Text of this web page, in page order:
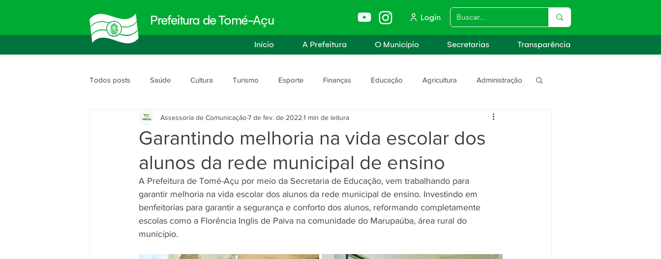
Prefeitura de Tomé-Açu Login
Início A Prefeitura O Município Secretarias Transparência
Todos posts Saúde Cultura Turismo Esporte Finanças Educação Agricultura Administração
Meio Ambiente Obras e Urbanismo Assistência Social e Trabalho
Planejamento e Gestão segurança Segurança Pública
Garantindo melhoria na vida escolar dos
alunos da rede municipal de ensino
Assessoria de Comunicação7 de fev. de 2022 1 min de leitura
A Prefeitura de Tomé-Açu por meio da Secretaria de Educação, vem trabalhando para
garantir melhoria na vida escolar dos alunos da rede municipal de ensino. Investindo em
benfeitorias para garantir a segurança e conforto dos alunos, reformando completamente
escolas como a Florência Inglis de Paiva na comunidade do Marupaúba, área rural do
município.